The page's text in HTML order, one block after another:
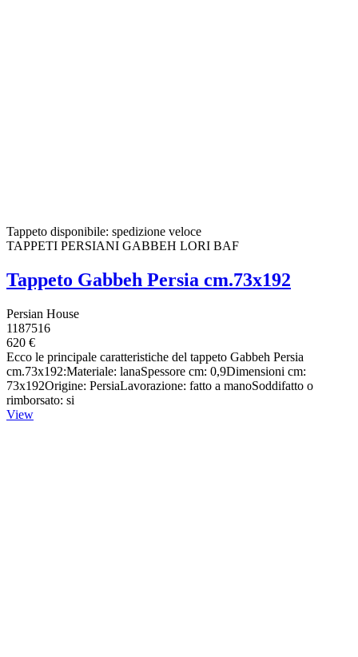
Tappeto disponibile: spedizione veloce
TAPPETI PERSIANI GABBEH LORI BAF
Tappeto Gabbeh Persia cm.73x192
Persian House
1187516
620 €
Ecco le principale caratteristiche del tappeto Gabbeh Persia
cm.73x192:Materiale: lanaSpessore cm: 0,9Dimensioni cm:
73x192Origine: PersiaLavorazione: fatto a manoSoddifatto o
rimborsato: si
View